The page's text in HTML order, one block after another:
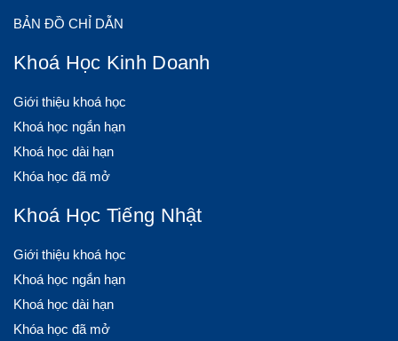
BẢN ĐỒ CHỈ DẪN
Khoá Học Kinh Doanh
Giới thiệu khoá học
Khoá học ngắn hạn
Khoá học dài hạn
Khóa học đã mở
Khoá Học Tiếng Nhật
Giới thiệu khoá học
Khoá học ngắn hạn
Khoá học dài hạn
Khóa học đã mở